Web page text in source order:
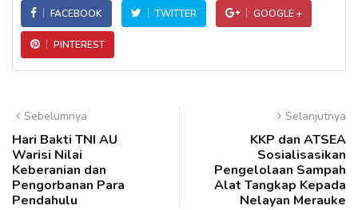
FACEBOOK TWITTER GOOGLE +
PINTEREST
Sebelumnya
Hari Bakti TNI AU
Warisi Nilai
Keberanian dan
Pengorbanan Para
Pendahulu
Selanjutnya
KKP dan ATSEA
Sosialisasikan
Pengelolaan Sampah
Alat Tangkap Kepada
Nelayan Merauke